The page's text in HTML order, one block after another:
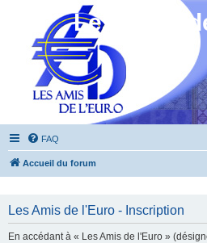
Les Amis
FAQ
Accueil du forum
Les Amis de l'Euro - Inscription
En accédant à « Les Amis de l'Euro »